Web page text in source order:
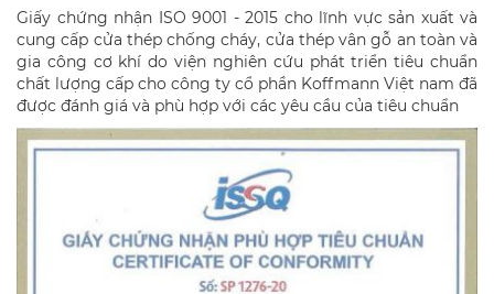
Giấy chứng nhận ISO 9001 - 2015 cho lĩnh vực sản xuất và
cung cấp cửa thép chống cháy, cửa thép vân gỗ an toàn và
gia công cơ khí do viện nghiên cứu phát triển tiêu chuẩn
chất lượng cấp cho công ty cổ phần Koffmann Việt nam đã
được đánh giá và phù hợp với các yêu cầu của tiêu chuẩn